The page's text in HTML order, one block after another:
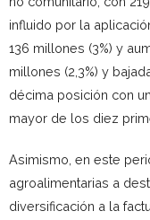
influido por la
136 millones (3%) y
millones (2,3%) y
décima posición con
mayor de los diez
Asimismo, en este
agroalimentarias a
diversificación a la